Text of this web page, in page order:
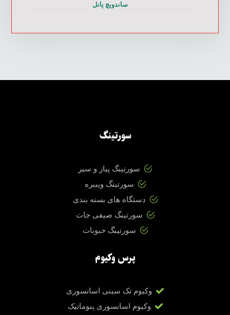
ساندویچ پانل
سورتینگ
سورتینگ پیاز و سیر
سورتینگ ویببره
دستگاه های بسته بندی
سورتینگ صیفی جات
سورتینگ حبوبات
پرس وکیوم
وکیوم تک سینی اسانسوری
وکیوم اسانسوری پنوماتیک